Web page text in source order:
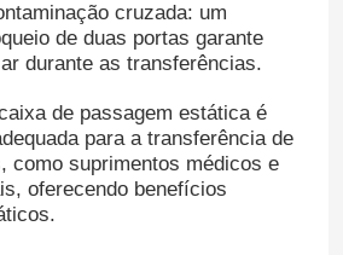
cruzada: um
de duas portas garante
durante as transferências.
de passagem estática é
para a transferência de
como suprimentos médicos e
oferecendo benefícios